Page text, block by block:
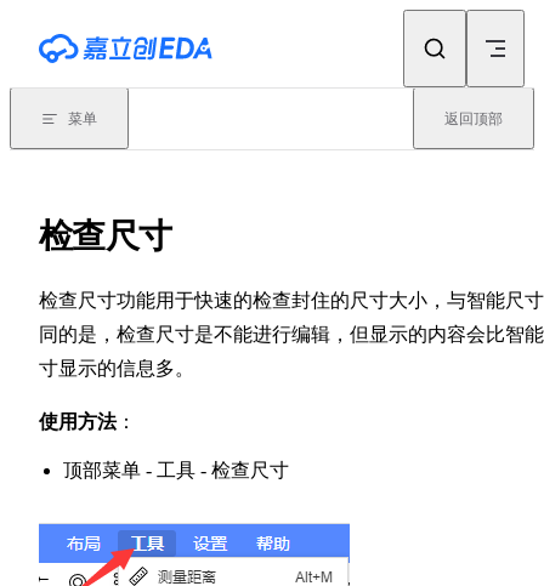
菜单 返回顶部
检查尺寸
检查尺寸功能用于快速的检查封住的尺寸大小，与智能尺
同的是，检查尺寸是不能进行编辑，但显示的内容会比智
寸显示的信息多。
使用方法：
顶部菜单 - 工具 - 检查尺寸